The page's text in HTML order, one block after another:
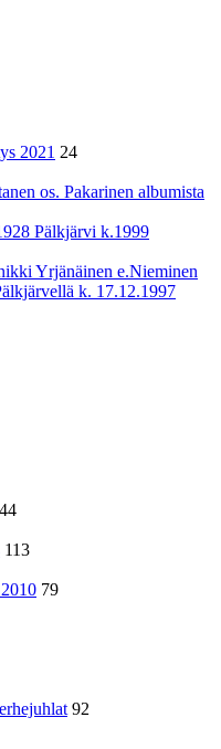
2021 24
os. Pakarinen albumista
Pälkjärvi k.1999
Yrjänäinen e.Nieminen
k. 17.12.1997
113
79
92